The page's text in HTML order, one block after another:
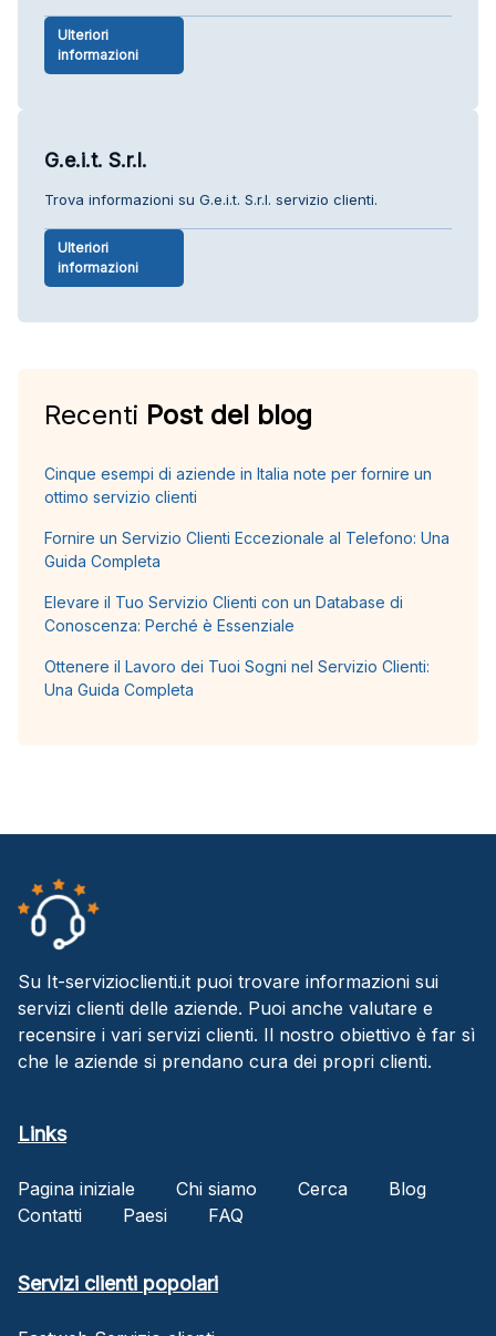
Ulteriori
informazioni
G.e.i.t. S.r.l.
Trova informazioni su G.e.i.t. S.r.l. servizio clienti.
Ulteriori
informazioni
Recenti Post del blog
Cinque esempi di aziende in Italia note per fornire un
ottimo servizio clienti
Fornire un Servizio Clienti Eccezionale al Telefono: Una
Guida Completa
Elevare il Tuo Servizio Clienti con un Database di
Conoscenza: Perché è Essenziale
Ottenere il Lavoro dei Tuoi Sogni nel Servizio Clienti:
Una Guida Completa
Su It-servizioclienti.it puoi trovare informazioni sui
servizi clienti delle aziende. Puoi anche valutare e
recensire i vari servizi clienti. Il nostro obiettivo è far sì
che le aziende si prendano cura dei propri clienti.
Links
Pagina iniziale Chi siamo Cerca
Blog
Contatti
Paesi FAQ
Servizi clienti popolari